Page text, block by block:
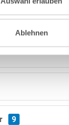
Ablehnen
/ zur Lagerung
9